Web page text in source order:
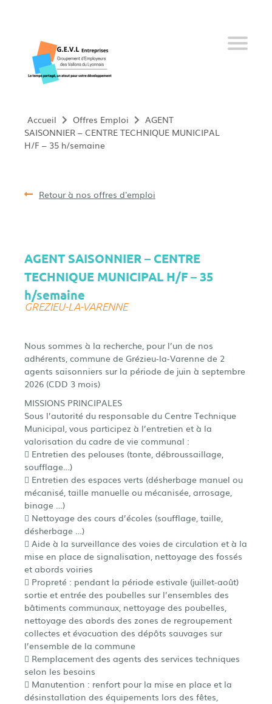
Qui sommes-nous ?
Nos services
Nos adhérents
Nos salariés
Contact
Accueil Offres Emploi
AGENT
SAISONNIER – CENTRE TECHNIQUE MUNICIPAL
H/F – 35 h/semaine
Retour à nos offres d'emploi
AGENT SAISONNIER – CENTRE
TECHNIQUE MUNICIPAL H/F – 35
h/semaine
GREZIEU-LA-VARENNE
Nous sommes à la recherche, pour l’un de nos
adhérents, commune de Grézieu-la-Varenne de 2
agents saisonniers sur la période de juin à septembre
2026 (CDD 3 mois)
MISSIONS PRINCIPALES
Sous l’autorité du responsable du Centre Technique
Municipal, vous participez à l’entretien et à la
valorisation du cadre de vie communal :
 Entretien des pelouses (tonte, débroussaillage,
soufflage…)
 Entretien des espaces verts (désherbage manuel ou
mécanisé, taille manuelle ou mécanisée, arrosage,
binage …)
 Nettoyage des cours d’écoles (soufflage, taille,
désherbage …)
 Aide à la surveillance des voies de circulation et à la
mise en place de signalisation, nettoyage des fossés
et abords voiries
 Propreté : pendant la période estivale (juillet-août)
sortie et entrée des poubelles sur l’ensembles des
bâtiments communaux, nettoyage des poubelles,
nettoyage des abords des zones de regroupement
collectes et évacuation des dépôts sauvages sur
l’ensemble de la commune
 Remplacement des agents des services techniques
selon les besoins
 Manutention : renfort pour la mise en place et la
désinstallation des équipements lors des fêtes,